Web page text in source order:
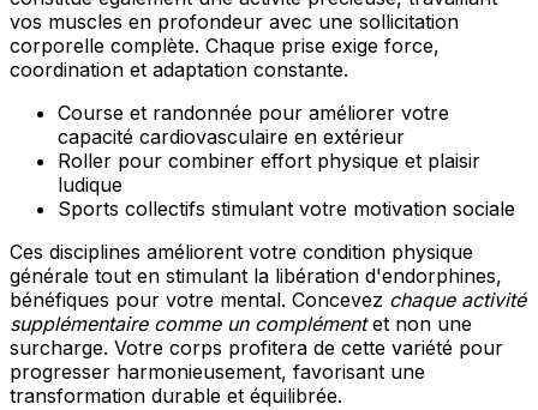
vos muscles en profondeur avec une sollicitation
corporelle complète. Chaque prise exige force,
coordination et adaptation constante.
Course et randonnée pour améliorer votre
capacité cardiovasculaire en extérieur
Roller pour combiner effort physique et plaisir
ludique
Sports collectifs stimulant votre motivation sociale
Ces disciplines améliorent votre condition physique
générale tout en stimulant la libération d'endorphines,
bénéfiques pour votre mental. Concevez chaque activité
supplémentaire comme un complémentet non une
surcharge. Votre corps profitera de cette variété pour
progresser harmonieusement, favorisant une
transformation durable et équilibrée.